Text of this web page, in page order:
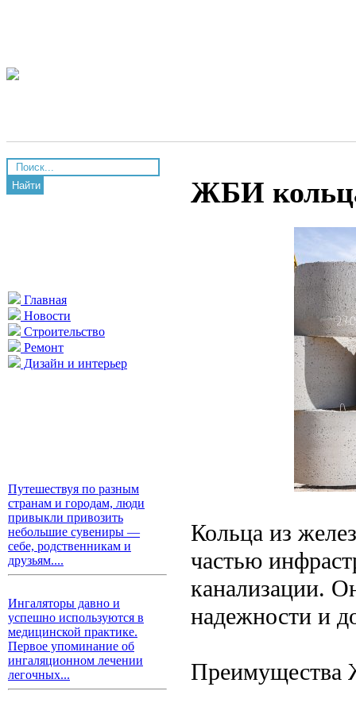
Найти
Главная
Новости
Строительство
Ремонт
Дизайн и интерьер
Путешествуя по разным
странам и городам, люди
привыкли привозить
небольшие сувениры —
себе, родственникам и
друзьям....
Ингаляторы давно и
успешно используются в
медицинской практике.
Первое упоминание об
ингаляционном лечении
легочных...
ЖБИ
Кольца из
частью
канализации.
надежности и
Преимущества